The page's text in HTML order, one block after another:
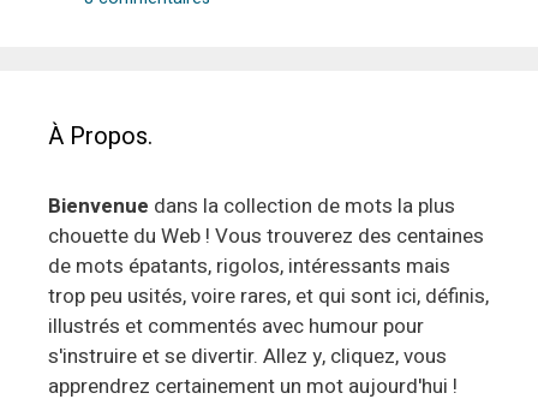
À Propos.
Bienvenue dans la collection de mots la plus
chouette du Web ! Vous trouverez des centaines
de mots épatants, rigolos, intéressants mais
trop peu usités, voire rares, et qui sont ici, définis,
illustrés et commentés avec humour pour
s'instruire et se divertir. Allez y, cliquez, vous
apprendrez certainement un mot aujourd'hui !